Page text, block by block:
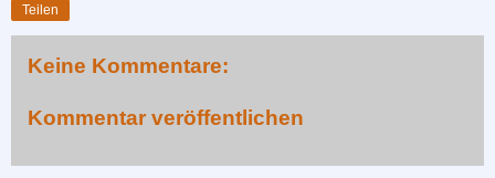
Teilen
Keine Kommentare:
Kommentar veröffentlichen